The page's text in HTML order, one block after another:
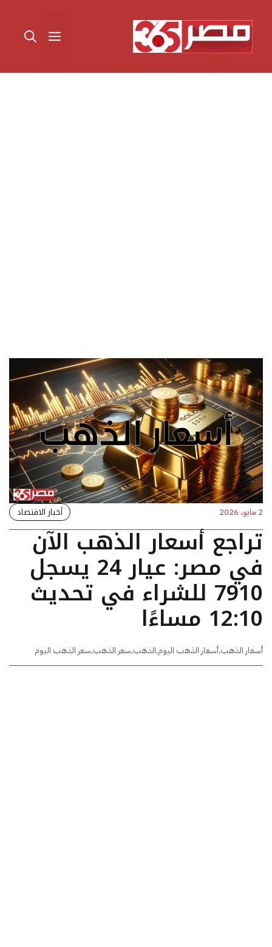
المحتوى القائمة
2 مايو، 2026 أخبار الاقتصاد
تراجع أسعار الذهب الآن
في مصر: عيار 24 يسجل
7910 للشراء في تحديث
12:10 مساءًا
أسعار الذهب,أسعار الذهب اليوم,الذهب,سعر الذهب,سعر الذهب اليوم